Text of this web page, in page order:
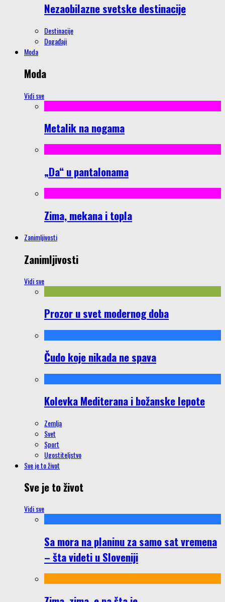
Nezaobilazne svetske destinacije
Destinacije
Događaji
Moda
Moda
Vidi sve
Metalik na nogama
„Da“ u pantalonama
Zima, mekana i topla
Zanimljivosti
Zanimljivosti
Vidi sve
Prozor u svet modernog doba
Čudo koje nikada ne spava
Kolevka Mediterana i božanske lepote
Zemlja
Svet
Sport
Ugostiteljstvo
Sve je to život
Sve je to život
Vidi sve
Sa mora na planinu za samo sat vremena
– šta videti u Sloveniji